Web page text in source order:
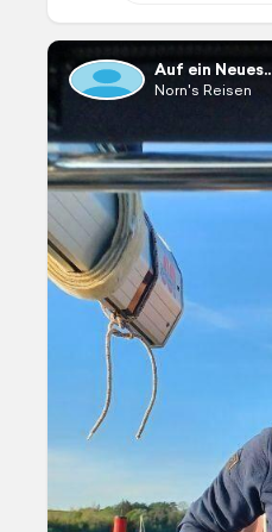
Auf ein
Norn's Reisen